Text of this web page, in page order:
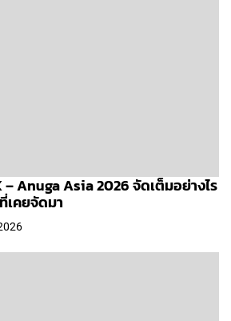
– Anuga Asia 2026 จัดเต็มอย่างไร
เคยจัดมา